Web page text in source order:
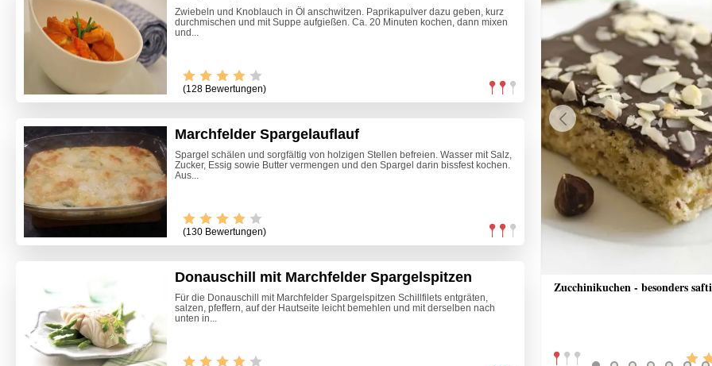
Zwiebeln und Knoblauch in Öl anschwitzen. Paprikapulver dazu geben, kurz
durchmischen und mit Suppe aufgießen. Ca. 20 Minuten kochen, dann mixen
und...
(128 Bewertungen)
Marchfelder Spargelauflauf
Spargel schälen und sorgfältig von holzigen Stellen befreien. Wasser mit Salz,
Zucker, Essig sowie Butter vermengen und den Spargel darin bissfest kochen.
Aus...
(130 Bewertungen)
Donauschill mit Marchfelder Spargelspitzen
Für die Donauschill mit Marchfelder Spargelspitzen Schillfilets entgräten,
salzen, pfeffern, auf der Hautseite leicht bemehlen und mit derselben nach
unten in...
Zucchinikuchen - besonders
Marillenkuchen
Previous